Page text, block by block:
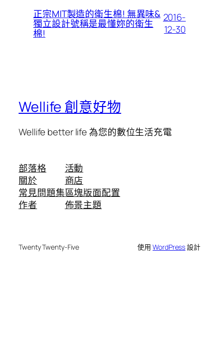
正宗MIT製造的衛生棉! 無異味&
獨立設計號稱是最懂妳的衛生
棉!
2016-
12-30
Wellife 創意好物
Wellife better life 為您的數位生活充電
部落格
關於
常見問題集
作者
活動
商店
區塊版面配置
佈景主題
Twenty Twenty-Five 使用WordPress設計